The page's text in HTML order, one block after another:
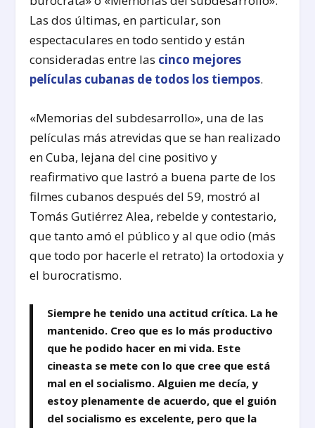
Las dos últimas, en particular, son
espectaculares en todo sentido y están
consideradas entre las cinco mejores
películas cubanas de todos los tiempos.
«Memorias del subdesarrollo», una de las
películas más atrevidas que se han realizado
en Cuba, lejana del cine positivo y
reafirmativo que lastró a buena parte de los
filmes cubanos después del 59, mostró al
Tomás Gutiérrez Alea, rebelde y contestario,
que tanto amó el público y al que odio (más
que todo por hacerle el retrato) la ortodoxia y
el burocratismo.
Siempre he tenido una actitud crítica. La he
mantenido. Creo que es lo más productivo
que he podido hacer en mi vida. Este
cineasta se mete con lo que cree que está
mal en el socialismo. Alguien me decía, y
estoy plenamente de acuerdo, que el guión
del socialismo es excelente, pero que la